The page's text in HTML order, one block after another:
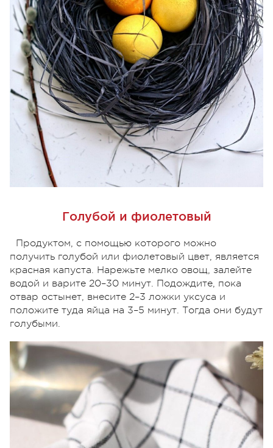
Голубой и фиолетовый
Продуктом, с помощью которого можно
получить голубой или фиолетовый цвет, является
красная капуста. Нарежьте мелко овощ, залейте
водой и варите 20–30 минут. Подождите, пока
отвар остынет, внесите 2–3 ложки уксуса и
положите туда яйца на 3–5 минут. Тогда они будут
голубыми.